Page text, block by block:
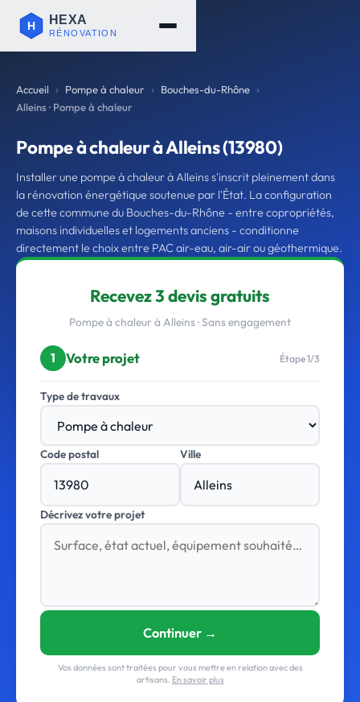
Accueil Pompe à chaleur
Bouches-du-Rhône
Alleins · Pompe à chaleur
Pompe à chaleur à Alleins (13980)
Installer une pompe à chaleur à Alleins s'inscrit pleinement dans
la rénovation énergétique soutenue par l'État. La configuration
de cette commune du Bouches-du-Rhône - entre copropriétés,
maisons individuelles et logements anciens - conditionne
directement le choix entre PAC air-eau, air-air ou géothermique.
Recevez 3 devis gratuits
Pompe à chaleur à Alleins · Sans engagement
1 Votre projet Étape 1/3
Type de travaux
Code postal Ville
Décrivez votre projet
Continuer →
Vos données sont traitées pour vous mettre en relation avec des
artisans. En savoir plus